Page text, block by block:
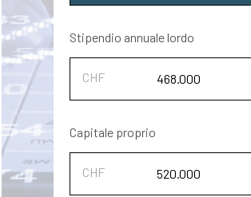
Stipendio annuale lordo
Capitale proprio